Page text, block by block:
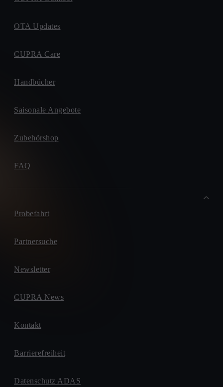
OTA Updates
CUPRA Care
Handbücher
Saisonale Angebote
Zubehörshop
FAQ
Probefahrt
Partnersuche
Newsletter
CUPRA News
Kontakt
Barrierefreiheit
Datenschutz ADAS